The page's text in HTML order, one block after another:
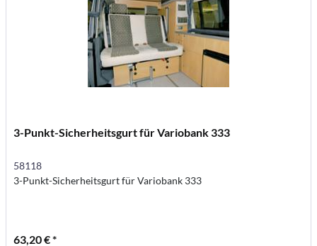
3-Punkt-Sicherheitsgurt für Variobank 333
58118
3-Punkt-Sicherheitsgurt für Variobank 333
63,20 € *